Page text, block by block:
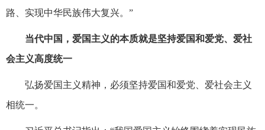
路、实现中华民族伟大复兴。”
当代中国，爱国主义的本质就是坚持爱国和爱党、爱社
会主义高度统一
弘扬爱国主义精神，必须坚持爱国和爱党、爱社会主义
相统一。